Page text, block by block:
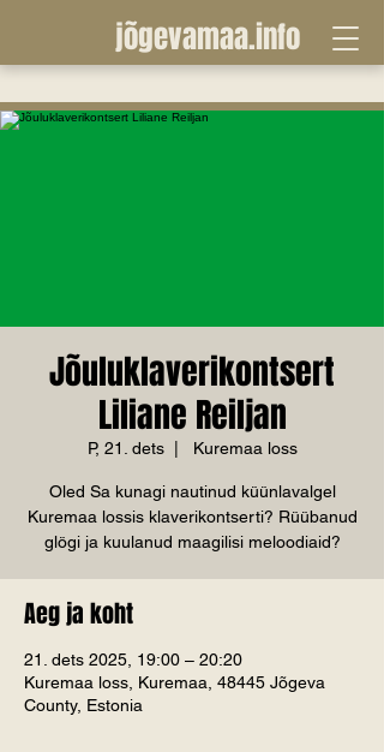
jõgevamaa.info
Jõuluklaverikontsert
Liliane Reiljan
P, 21. dets
  |
Kuremaa loss
Oled Sa kunagi nautinud küünlavalgel
Kuremaa lossis klaverikontserti? Rüübanud
glögi ja kuulanud maagilisi meloodiaid?
Aeg ja koht
21. dets 2025, 19:00 – 20:20
Kuremaa loss, Kuremaa, 48445 Jõgeva
County, Estonia